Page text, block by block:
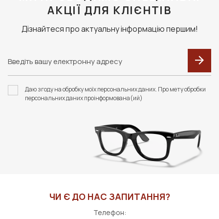
АКЦІЇ ДЛЯ КЛІЄНТІВ
Дізнайтеся про актуальну інформацію першим!
Даю згоду на обробку моїх персональних даних. Про мету обробки
персональних даних проінформована(ий)
ЧИ Є ДО НАС ЗАПИТАННЯ?
Телефон: